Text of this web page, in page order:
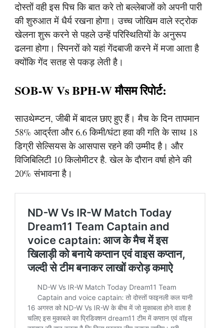
दोस्तों वही इस पिच कि बात करे तो बल्लेबाजों को अपनी पारी
की शुरुआत में धैर्य रखना होगा। उच्च जोखिम वाले स्ट्रोक
खेलना शुरू करने से पहले उन्हें परिस्थितियों के अनुरूप
ढलना होगा। स्पिनरों को यहां गेंदबाजी करने में मजा आता है
क्योंकि गेंद सतह से पकड़ लेती है।
SOB-W Vs BPH-W मौसम रिपोर्ट:
साउथेम्प्टन, जीबी में बादल छाए हुए हैं। मैच के दिन तापमान
58% आर्द्रता और 6.6 किमी/घंटा हवा की गति के साथ 18
डिग्री सेल्सियस के आसपास रहने की उम्मीद है। और
विजिबिलिटी 10 किलोमीटर है. खेल के दौरान वर्षा होने की
20% संभावना है।